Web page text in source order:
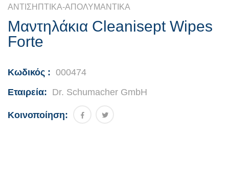
ΑΝΤΙΣΗΠΤΙΚΑ-ΑΠΟΛΥΜΑΝΤΙΚΑ
Μαντηλάκια Cleanisept Wipes
Forte
Κωδικός : 000474
Εταιρεία: Dr. Schumacher GmbH
Κοινοποίηση: